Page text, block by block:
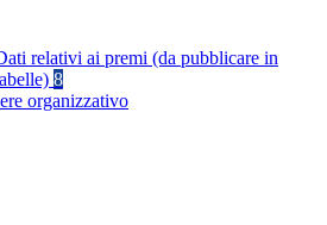
relativi ai premi (da pubblicare in
8
organizzativo